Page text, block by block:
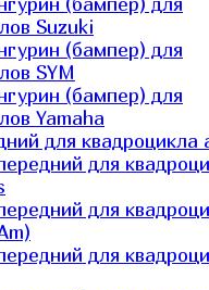
Suzuki
(бампер) для
SYM
(бампер) для
Yamaha
для квадроцикла
для
для
для